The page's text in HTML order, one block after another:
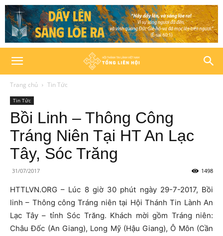
Trang chủ Tin Tức
Tin Tức
Bồi Linh – Thông Công
Tráng Niên Tại HT An Lạc
Tây, Sóc Trăng
31/07/2017 1498
HTTLVN.ORG – Lúc 8 giờ 30 phút ngày 29-7-2017, Bồi
linh – Thông công Tráng niên tại Hội Thánh Tin Lành An
Lạc Tây – tỉnh Sóc Trăng. Khách mời gồm Tráng niên:
Châu Đốc (An Giang), Long Mỹ (Hậu Giang), Ô Môn (Cần